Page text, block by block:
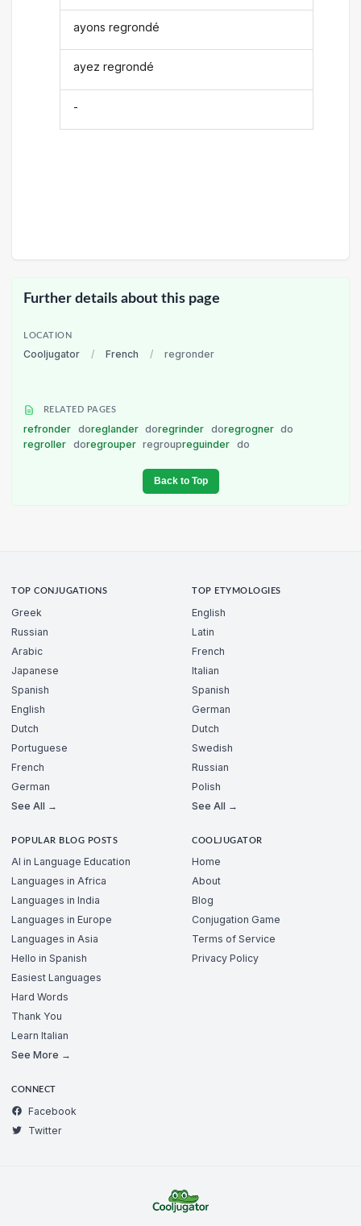
ayons regrondé
ayez regrondé
-
Further details about this page
LOCATION
Cooljugator / French / regronder
RELATED PAGES
refronder doreglander doregrinder doregrogner do
regroller doregrouper regroupreguinder do
Back to Top
TOP CONJUGATIONS
Greek
Russian
Arabic
Japanese
Spanish
English
Dutch
Portuguese
French
German
See All →
TOP ETYMOLOGIES
English
Latin
French
Italian
Spanish
German
Dutch
Swedish
Russian
Polish
See All →
POPULAR BLOG POSTS
AI in Language Education
Languages in Africa
Languages in India
Languages in Europe
Languages in Asia
Hello in Spanish
Easiest Languages
Hard Words
Thank You
Learn Italian
See More →
COOLJUGATOR
Home
About
Blog
Conjugation Game
Terms of Service
Privacy Policy
CONNECT
Facebook
Twitter